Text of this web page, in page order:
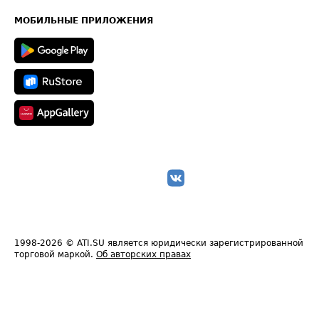
Техническая информация
МОБИЛЬНЫЕ ПРИЛОЖЕНИЯ
1998-2026 © ATI.SU является юридически зарегистрированной
торговой маркой. Об авторских правах